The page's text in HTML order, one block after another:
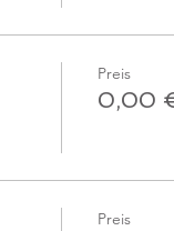
Preis
0,00
Preis